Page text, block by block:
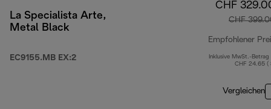
La Specialista Arte,
Metal Black
EC9155.MB EX:2
CHF
CHF
Empfohlener
Inklusive MwSt.-Betrag
CHF 24.65 (
Vergleichen